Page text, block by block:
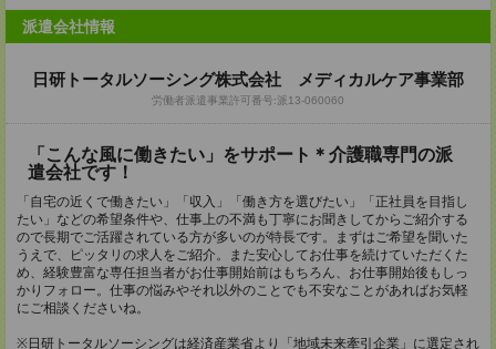
派遣会社情報
日研トータルソーシング株式会社 メディカルケア事業部
労働者派遣事業許可番号:派13-060060
「こんな風に働きたい」をサポート＊介護職専門の派
遣会社です！
「自宅の近くで働きたい」「収入」「働き方を選びたい」「正社員を目指し
たい」などの希望条件や、仕事上の不満も丁寧にお聞きしてからご紹介する
ので長期でご活躍されている方が多いのが特長です。まずはご希望を聞いた
うえで、ピッタリの求人をご紹介。また安心してお仕事を続けていただくた
め、経験豊富な専任担当者がお仕事開始前はもちろん、お仕事開始後もしっ
かりフォロー。仕事の悩みやそれ以外のことでも不安なことがあればお気軽
にご相談くださいね。
※日研トータルソーシングは経済産業省より「地域未来牽引企業」に選定され